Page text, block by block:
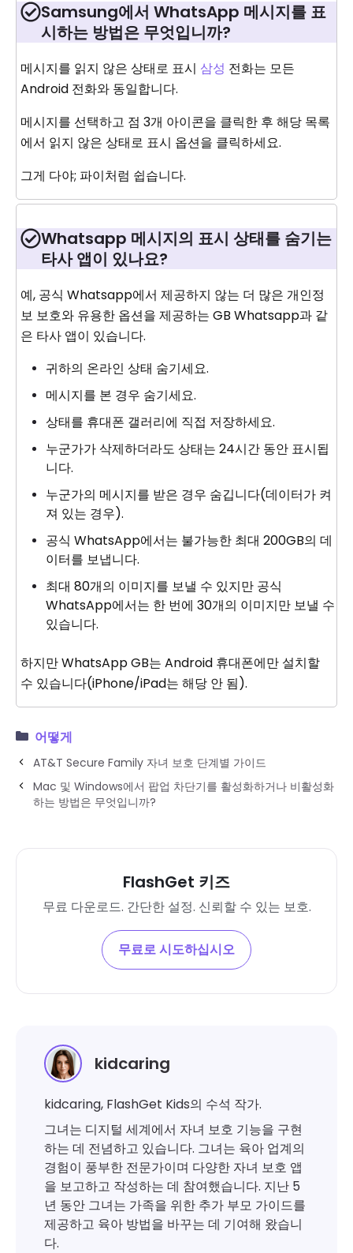
Samsung에서 WhatsApp 메시지를 표
시하는 방법은 무엇입니까?
메시지를 읽지 않은 상태로 표시 삼성 전화는 모든
Android 전화와 동일합니다.
메시지를 선택하고 점 3개 아이콘을 클릭한 후 해당 목록
에서 읽지 않은 상태로 표시 옵션을 클릭하세요.
그게 다야; 파이처럼 쉽습니다.
Whatsapp 메시지의 표시 상태를 숨기는
타사 앱이 있나요?
예, 공식 Whatsapp에서 제공하지 않는 더 많은 개인정
보 보호와 유용한 옵션을 제공하는 GB Whatsapp과 같
은 타사 앱이 있습니다.
귀하의 온라인 상태 숨기세요.
메시지를 본 경우 숨기세요.
상태를 휴대폰 갤러리에 직접 저장하세요.
누군가가 삭제하더라도 상태는 24시간 동안 표시됩
니다.
누군가의 메시지를 받은 경우 숨깁니다(데이터가 켜
져 있는 경우).
공식 WhatsApp에서는 불가능한 최대 200GB의 데
이터를 보냅니다.
최대 80개의 이미지를 보낼 수 있지만 공식
WhatsApp에서는 한 번에 30개의 이미지만 보낼 수
있습니다.
하지만 WhatsApp GB는 Android 휴대폰에만 설치할
수 있습니다(iPhone/iPad는 해당 안 됨).
어떻게
AT&T Secure Family 자녀 보호 단계별 가이드
Mac 및 Windows에서 팝업 차단기를 활성화하거나 비활성화
하는 방법은 무엇입니까?
FlashGet 키즈
무료 다운로드. 간단한 설정. 신뢰할 수 있는 보호.
무료로 시도하십시오
kidcaring
kidcaring, FlashGet Kids의 수석 작가.
그녀는 디지털 세계에서 자녀 보호 기능을 구현
하는 데 전념하고 있습니다. 그녀는 육아 업계의
경험이 풍부한 전문가이며 다양한 자녀 보호 앱
을 보고하고 작성하는 데 참여했습니다. 지난 5
년 동안 그녀는 가족을 위한 추가 부모 가이드를
제공하고 육아 방법을 바꾸는 데 기여해 왔습니
다.